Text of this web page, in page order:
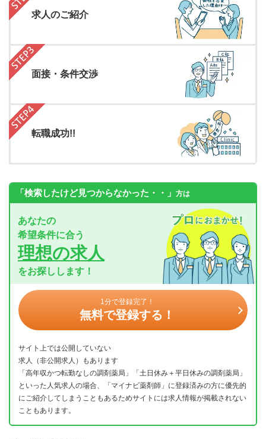
求人のご紹介
面接・条件交渉
転職成功!!
「検索したけど見つからなかった・・」 方は
あなたの
希望条件に合う
理想の求人
をお探しします！
1分で登録完了！
無料で登録する！
サイト上では公開していない
求人（非公開求人）もあります
「高年収かつ転勤なしの調剤薬局」「土日休み＋平日休みの調剤薬局」
といった人気求人の場合、「マイナビ薬剤師」に登録済みの方に優先的
にご紹介してしまうこともあるためサイトには求人情報が掲載されない
こともあります。